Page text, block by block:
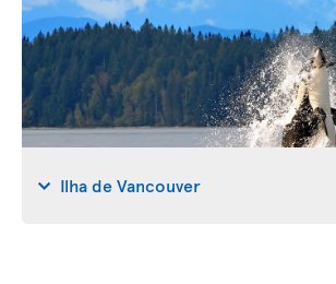
Ilha de Vancouver